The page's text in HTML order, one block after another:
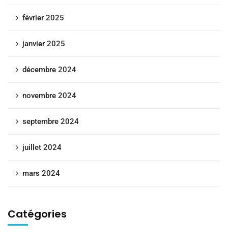
février 2025
janvier 2025
décembre 2024
novembre 2024
septembre 2024
juillet 2024
mars 2024
Catégories